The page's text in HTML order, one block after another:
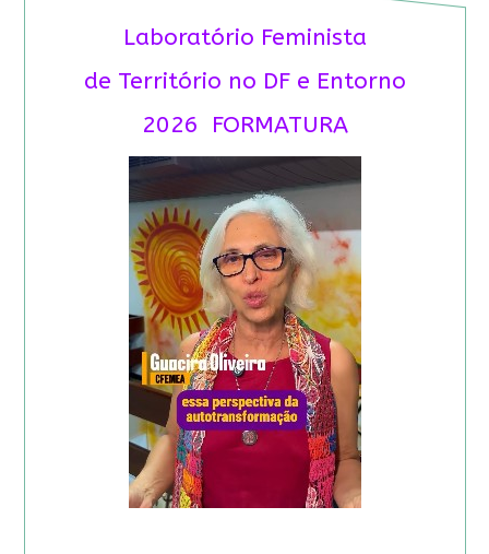
Laboratório Feminista
de Território no DF e Entorno
2026 FORMATURA